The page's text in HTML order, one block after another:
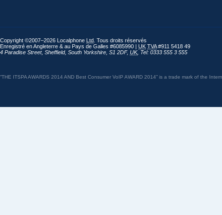
Copyright ©2007–2026 Localphone Ltd . Tous droits réservés
Enregistré en Angleterre & au Pays de Galles #6085990 | UK TVA#911 5418 49
4 Paradise Street, Sheffield, South Yorkshire S1 2DF, UK, Tel: 0333 555 3 555
“THE ITSPA AWARDS 2014 AND Best Consumer VoIP AWARD 2014” is a trade mark of the